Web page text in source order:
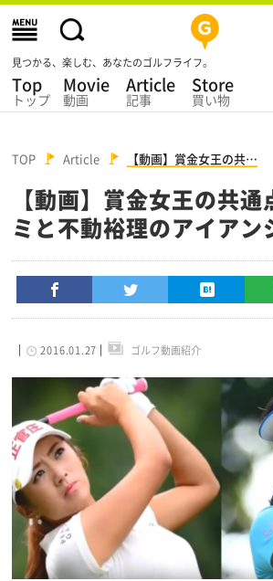
見つかる、楽しむ、あなたのゴルフライフ。
Top
トップ
Movie
動画
Article
記事
Store
買い物
TOP Article 【動画】賞金女王の共…
【動画】賞金女王の共
ミと不動裕理のアイアン
2016.01.27 ゴルフ動画紹介